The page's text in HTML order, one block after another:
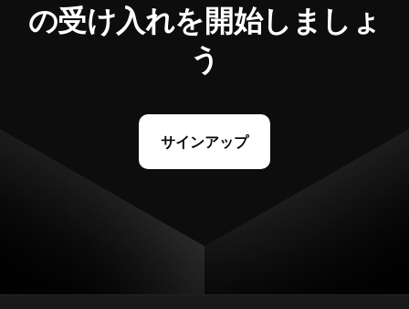
の受け入れを開始しましょ
う
サインアップ